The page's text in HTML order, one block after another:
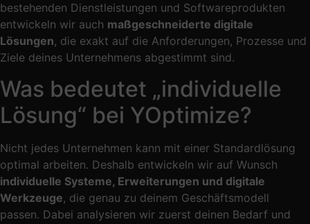
bestehenden Dienstleistungen und Softwareprodukten
entwickeln wir auch maßgeschneiderte digitale
Lösungen, die exakt auf die Anforderungen, Prozesse und
Ziele deines Unternehmens abgestimmt sind.
Was bedeutet „individuelle
Lösung“ bei YOptimize?
Nicht jedes Unternehmen kann mit einer Standardlösung
optimal arbeiten. Deshalb entwickeln wir auf Wunsch
individuelle Systeme, Erweiterungen und digitale
Werkzeuge, die genau zu deinem Geschäftsmodell
passen. Dabei analysieren wir zuerst deinen Bedarf und